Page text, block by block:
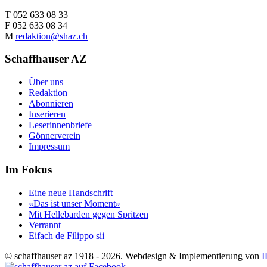
T 052 633 08 33
F 052 633 08 34
M redaktion@shaz.ch
Schaffhauser AZ
Über uns
Redaktion
Abonnieren
Inserieren
Leserinnenbriefe
Gönnerverein
Impressum
Im Fokus
Eine neue Handschrift
«Das ist unser Moment»
Mit Hellebarden gegen Spritzen
Verrannt
Eifach de Filippo sii
© schaffhauser az 1918 - 2026. Webdesign & Implementierung von